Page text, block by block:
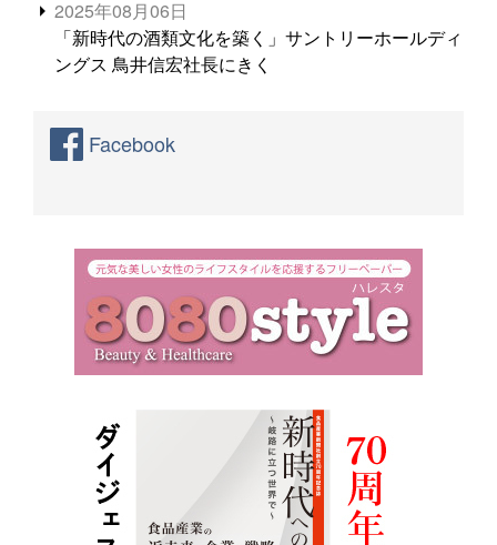
2025年08月06日
「新時代の酒類文化を築く」サントリーホールディ
ングス 鳥井信宏社長にきく
Facebook